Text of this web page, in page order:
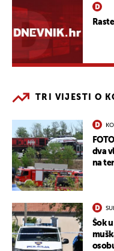
TRI VIJESTI O
dva
na
Šok